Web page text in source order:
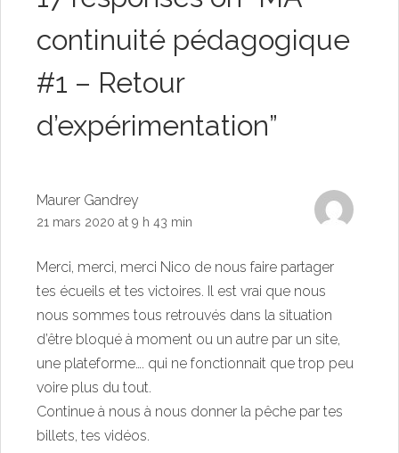
continuité pédagogique
#1 – Retour
d’expérimentation”
Maurer Gandrey
21 mars 2020 at 9 h 43 min
Merci, merci, merci Nico de nous faire partager
tes écueils et tes victoires. Il est vrai que nous
nous sommes tous retrouvés dans la situation
d’être bloqué à moment ou un autre par un site,
une plateforme…. qui ne fonctionnait que trop peu
voire plus du tout.
Continue à nous à nous donner la pêche par tes
billets, tes vidéos.